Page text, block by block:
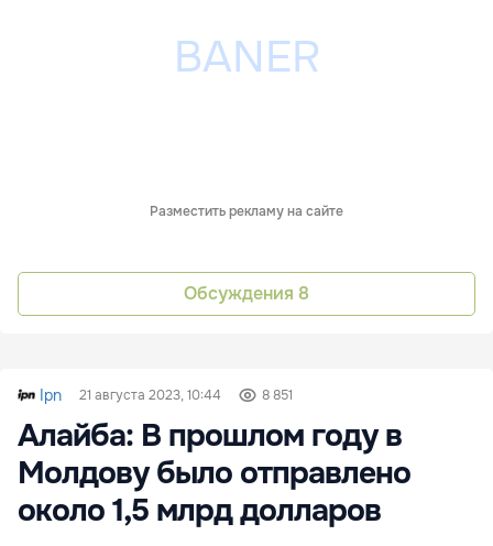
Разместить рекламу на сайте
Обсуждения 8
Ipn 21 августа 2023, 10:44 8 851
Алайба: В прошлом году в
Молдову было отправлено
около 1,5 млрд долларов